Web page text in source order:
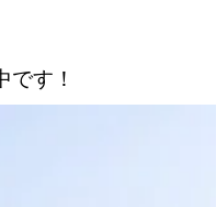
です！